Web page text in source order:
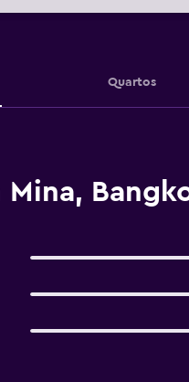
Quartos
Mina,